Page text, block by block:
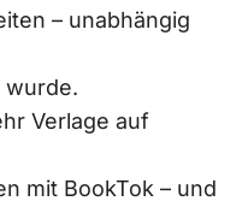
– unabhängig
wurde.
Verlage auf
mit BookTok – und